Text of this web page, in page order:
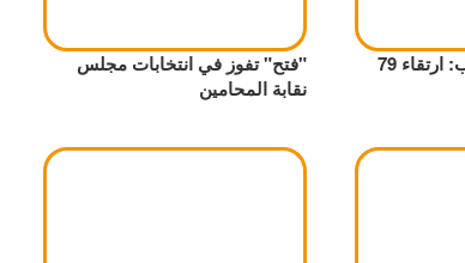
111 يوماً لعودة الحرب: ارتقاء 79
"فتح" تفوز في انتخابات مجلس
نقابة المحامين